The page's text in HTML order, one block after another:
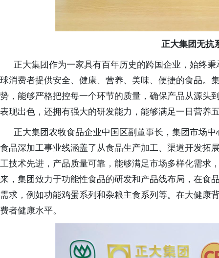
正大集团无抗
正大集团作为一家具有百年历史的跨国企业，始终
球消费者提供安全、健康、营养、美味、便捷的食品。
势，能够严格把控每一个环节的质量，确保产品从源头
表现出色，还拥有强大的研发能力，能够满足一日营养
正大集团农牧食品企业中国区副董事长 ， 集团市场中
食品深加工事业线涵盖了从食品生产加工、 渠道开发拓
工技术先进，产品质量可靠，能够满足市场多样化需求
来，集团致力于功能性食品的研发和产品线布局，在食
需求，例如功能鸡蛋系列和杂粮主食系列等。在大健康
费者健康水平。